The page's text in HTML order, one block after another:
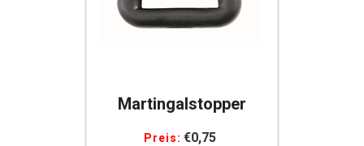
Martingalstopper
Preis: €0,75